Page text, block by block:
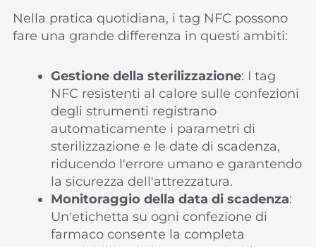
Nella pratica quotidiana, i tag NFC possono
fare una grande differenza in questi ambiti:
Gestione della sterilizzazione: I tag
NFC resistenti al calore sulle confezioni
degli strumenti registrano
automaticamente i parametri di
sterilizzazione e le date di scadenza,
riducendo l'errore umano e garantendo
la sicurezza dell'attrezzatura.
Monitoraggio della data di scadenza:
Un'etichetta su ogni confezione di
farmaco consente la completa